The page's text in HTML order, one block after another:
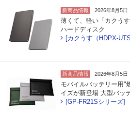
新商品情報 2026年8月5日
薄くて、軽い「カクう
ハードディスク
[カクうす（HDPX-
新商品情報 2026年8月5日
モバイルバッテリー用"
イズが新登場 大型バッ
[GP-FR21Sシリーズ]